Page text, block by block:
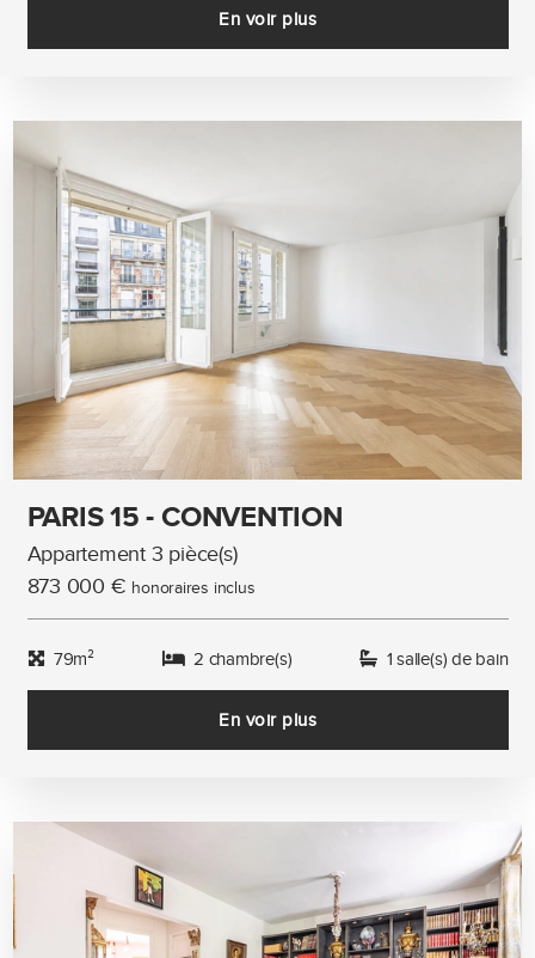
En voir plus
PARIS 15 - CONVENTION
Appartement 3 pièce(s)
873 000 € honoraires inclus
79m² 2 chambre(s) 1 salle(s) de bain
En voir plus